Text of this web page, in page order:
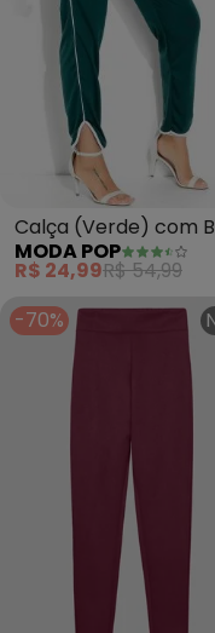
Calça (Verde) com
Assimétrica
MODA POP
R$ 24,99R$ 54,99
-70%